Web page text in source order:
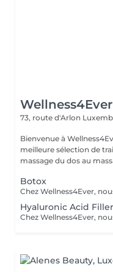
Wellness4Ever
73, route d'Arlon
Bienvenue à
meilleure sélection de
massage du dos au
Botox
Hyaluronic Acid